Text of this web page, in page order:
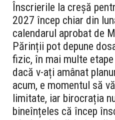
Înscrierile la creșă
2027 încep chiar din
calendarul aprobat de
Părinții pot depune
fizic, în mai multe
dacă v-ați amânat
acum, e momentul să
limitate, iar birocrația
bineînțeles că încep